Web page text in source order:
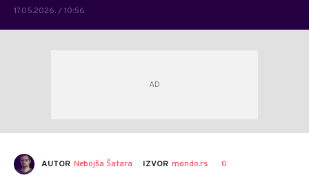
17.05.2026. / 10:56
AUTOR Nebojša Šatara IZVOR mondo.rs 0